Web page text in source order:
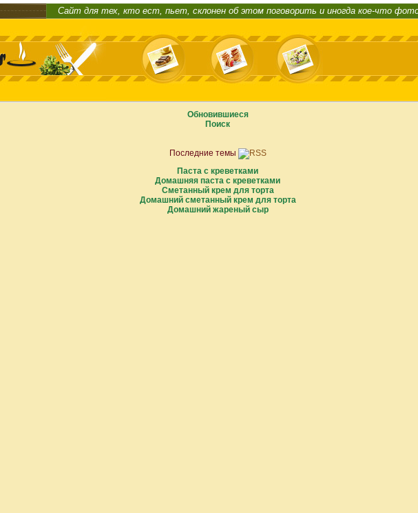
Сайт для тех, кто ест, пьет, склонен об этом поговорить и иногда кое-что
Обновившиеся
Поиск
Последние темы
Паста с креветками
Домашняя паста с креветками
Сметанный крем для торта
Домашний сметанный крем для торта
Домашний жареный сыр